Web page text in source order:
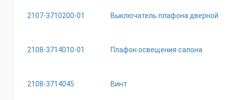
2107-3710200-01 Выключатель плафона дверной
2108-3714010-01 Плафон освещения салона
2108-3714045 Винт